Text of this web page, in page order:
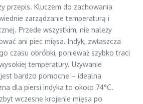
przepis. Kluczem do zachowania
zarządzanie temperaturą i
Przede wszystkim, nie należy
ani piec mięsa. Indyk, zwłaszcza
czasu obróbki, ponieważ szybko traci
temperatury. Używanie
bardzo pomocne – idealna
dla piersi indyka to około 74°C.
wczesne krojenie mięsa po